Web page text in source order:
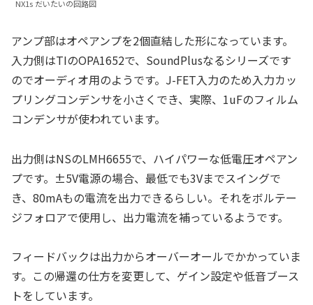
NX1s だいたいの回路図
アンプ部はオペアンプを2個直結した形になっています。
入力側はTIのOPA1652で、SoundPlusなるシリーズです
のでオーディオ用のようです。J-FET入力のため入力カッ
プリングコンデンサを小さくでき、実際、1uFのフィルム
コンデンサが使われています。
出力側はNSのLMH6655で、ハイパワーな低電圧オペアン
プです。±5V電源の場合、最低でも3Vまでスイングで
き、80mAもの電流を出力できるらしい。それをボルテー
ジフォロアで使用し、出力電流を補っているようです。
フィードバックは出力からオーバーオールでかかっていま
す。この帰還の仕方を変更して、ゲイン設定や低音ブース
トをしています。